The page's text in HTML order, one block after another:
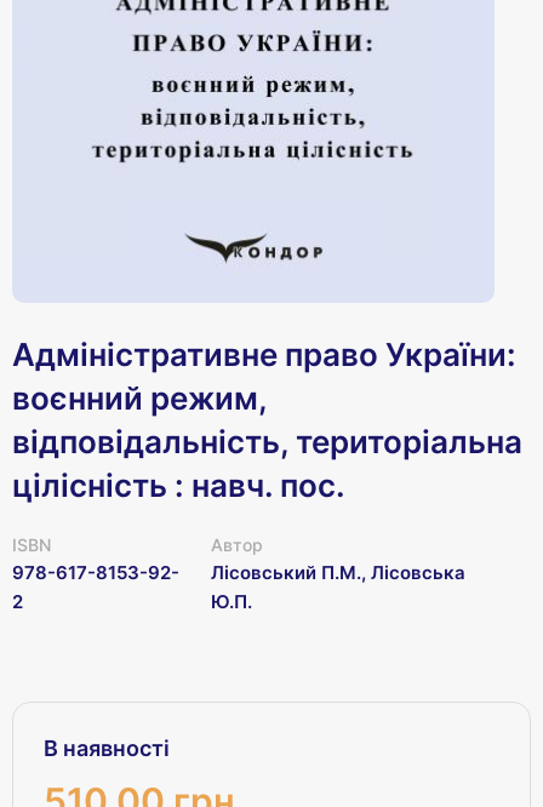
Адміністративне право України:
воєнний режим,
відповідальність, територіальна
цілісність : навч. пос.
ISBN
978-617-8153-92-
2
Автор
Лісовський П.М., Лісовська
Ю.П.
В наявності